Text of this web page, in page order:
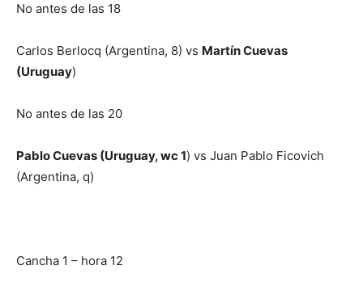
No antes de las 18
Carlos Berlocq (Argentina, 8) vs Martín Cuevas
(Uruguay)
No antes de las 20
Pablo Cuevas (Uruguay, wc 1) vs Juan Pablo Ficovich
(Argentina, q)
Cancha 1 – hora 12